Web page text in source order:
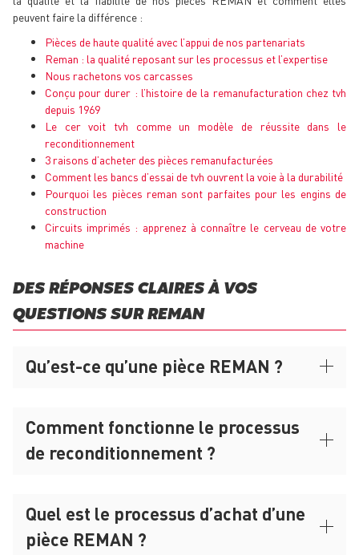
peuvent faire la différence :
Pièces de haute qualité avec l’appui de nos partenariats
Reman : la qualité reposant sur les processus et l’expertise
Nous rachetons vos carcasses
Conçu pour durer : l’histoire de la remanufacturation chez tvh
depuis 1969
Le cer voit tvh comme un modèle de réussite dans le
reconditionnement
3 raisons d’acheter des pièces remanufacturées
Comment les bancs d’essai de tvh ouvrent la voie à la durabilité
Pourquoi les pièces reman sont parfaites pour les engins de
construction
Circuits imprimés : apprenez à connaître le cerveau de votre
machine
DES RÉPONSES CLAIRES À VOS
QUESTIONS SUR REMAN
Qu’est-ce qu’une pièce REMAN ?
Comment fonctionne le processus
de reconditionnement ?
Quel est le processus d’achat d’une
pièce REMAN ?